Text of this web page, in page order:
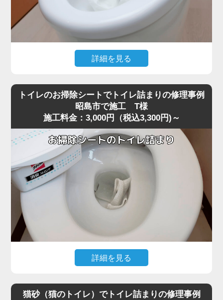
詳細を見る
下がらなくなり、トイレが全く使えなくなったというご相
現場に到着して状況を確認すると、便器の奥でペーパーが
大きな塊になっており、ラバーカップでは全く動かないほ
ど強く噛み込んでいる状態でした。
最近の節水型トイレは水量が少ないため、昭島市周辺でも
大量のトイレットペーパーがS字カーブの奥で団子状に固
まり、手前には見えない位置で完全に閉塞を起こすケース
が増えています。
こうした奥の詰まりは家庭用の道具では届かず、無理に押
すと内部でさらに強く詰まってしまうことがあります。
今回は業務用の高圧ポンプを使用し、詰まりの核心部分へ
圧力を段階的にかける方法で作業を行いました。
急激に圧力を加えると便器に負担がかかるため、内部の抵
抗を確認しながら慎重に数回加圧。
押し流されて一気に通水が回復しました。
トイレのお掃除シートでトイレ詰まりの修理事例
昭島市で施工 T様
施工料金：3,000円（税込3,300円)～
詳細を見る
水位が上がったまま下がらなくなり、トイレが完全に詰ま
猫砂（猫のトイレ）でトイレ詰まりの修理事例